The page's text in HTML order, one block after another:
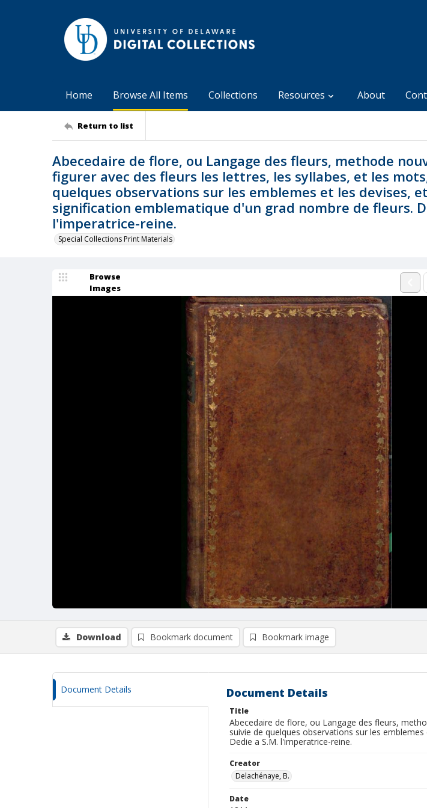
Home Browse All Items Collections Resources About
Return to list
Abecedaire de flore, ou Langage des fleurs, methode
figurer avec des fleurs les lettres, les syllabes, et les
quelques observations sur les emblemes et les devises,
signification emblematique d'un grad nombre de fleurs.
l'imperatrice-reine.
Special Collections Print Materials
Browse
Images
Download Bookmark document Bookmark image
Document Details Document Details
Title
Abecedaire de flore, ou Langage des fleurs,
suivie de quelques observations sur les
Dedie a S.M. l'imperatrice-reine.
Creator
Delachénaye, B.
Date